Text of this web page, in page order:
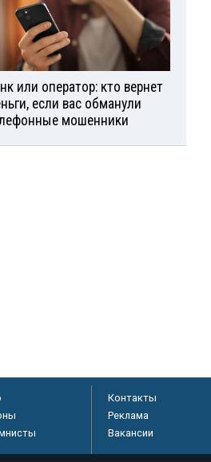
или оператор: кто вернет
если вас обманули
мошенники
Контакты
Реклама
Вакансии